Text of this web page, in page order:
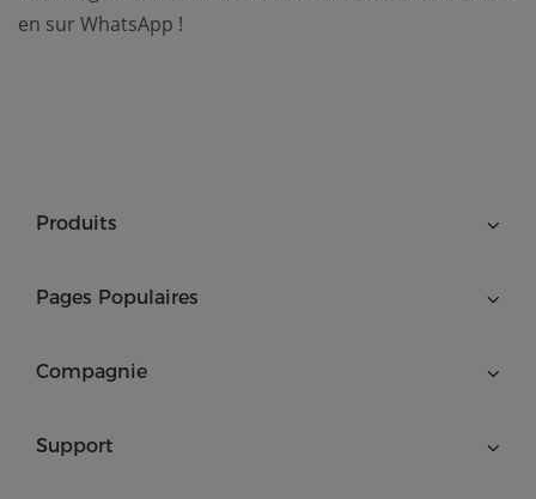
en sur WhatsApp !
Produits
Pages Populaires
Compagnie
Support